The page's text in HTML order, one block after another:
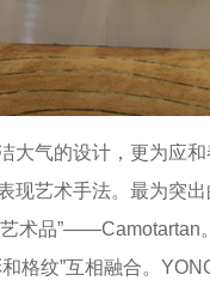
大气的设计，更为应
现艺术手法。最为突
术品”——Camotartan
格纹”互相融合。